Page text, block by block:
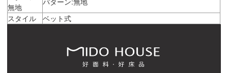
無地
スタイル
ベット式